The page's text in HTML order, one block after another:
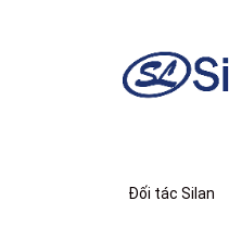
Đối tác Silan